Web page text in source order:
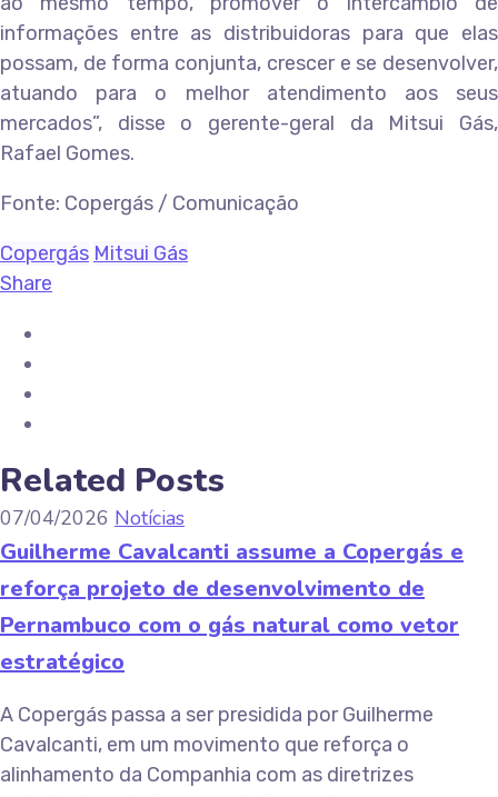
informações entre as distribuidoras para que elas
possam, de forma conjunta, crescer e se desenvolver,
atuando para o melhor atendimento aos seus
mercados”, disse o gerente-geral da Mitsui Gás,
Rafael Gomes.
Fonte: Copergás / Comunicação
Copergás Mitsui Gás
Share
Related Posts
07/04/2026 Notícias
Guilherme Cavalcanti assume a Copergás e
reforça projeto de desenvolvimento de
Pernambuco com o gás natural como vetor
estratégico
A Copergás passa a ser presidida por Guilherme
Cavalcanti, em um movimento que reforça o
alinhamento da Companhia com as diretrizes